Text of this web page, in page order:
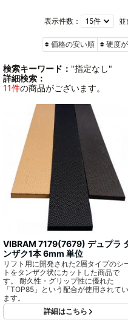
表示件数： 並
価格の安い順 硬度
検索キーワード： "指定なし"
詳細検索：
11件の商品がございます。
VIBRAM 7179(7679) デュプラ
ンザク1本 6mm 単位
リフト用に開発された2層タイプのシ
トをタンザク状にカットした商品で
す。 耐久性・グリップ性に優れた
「TOP85」という配合が使用されてい
ます。
詳細はこちら